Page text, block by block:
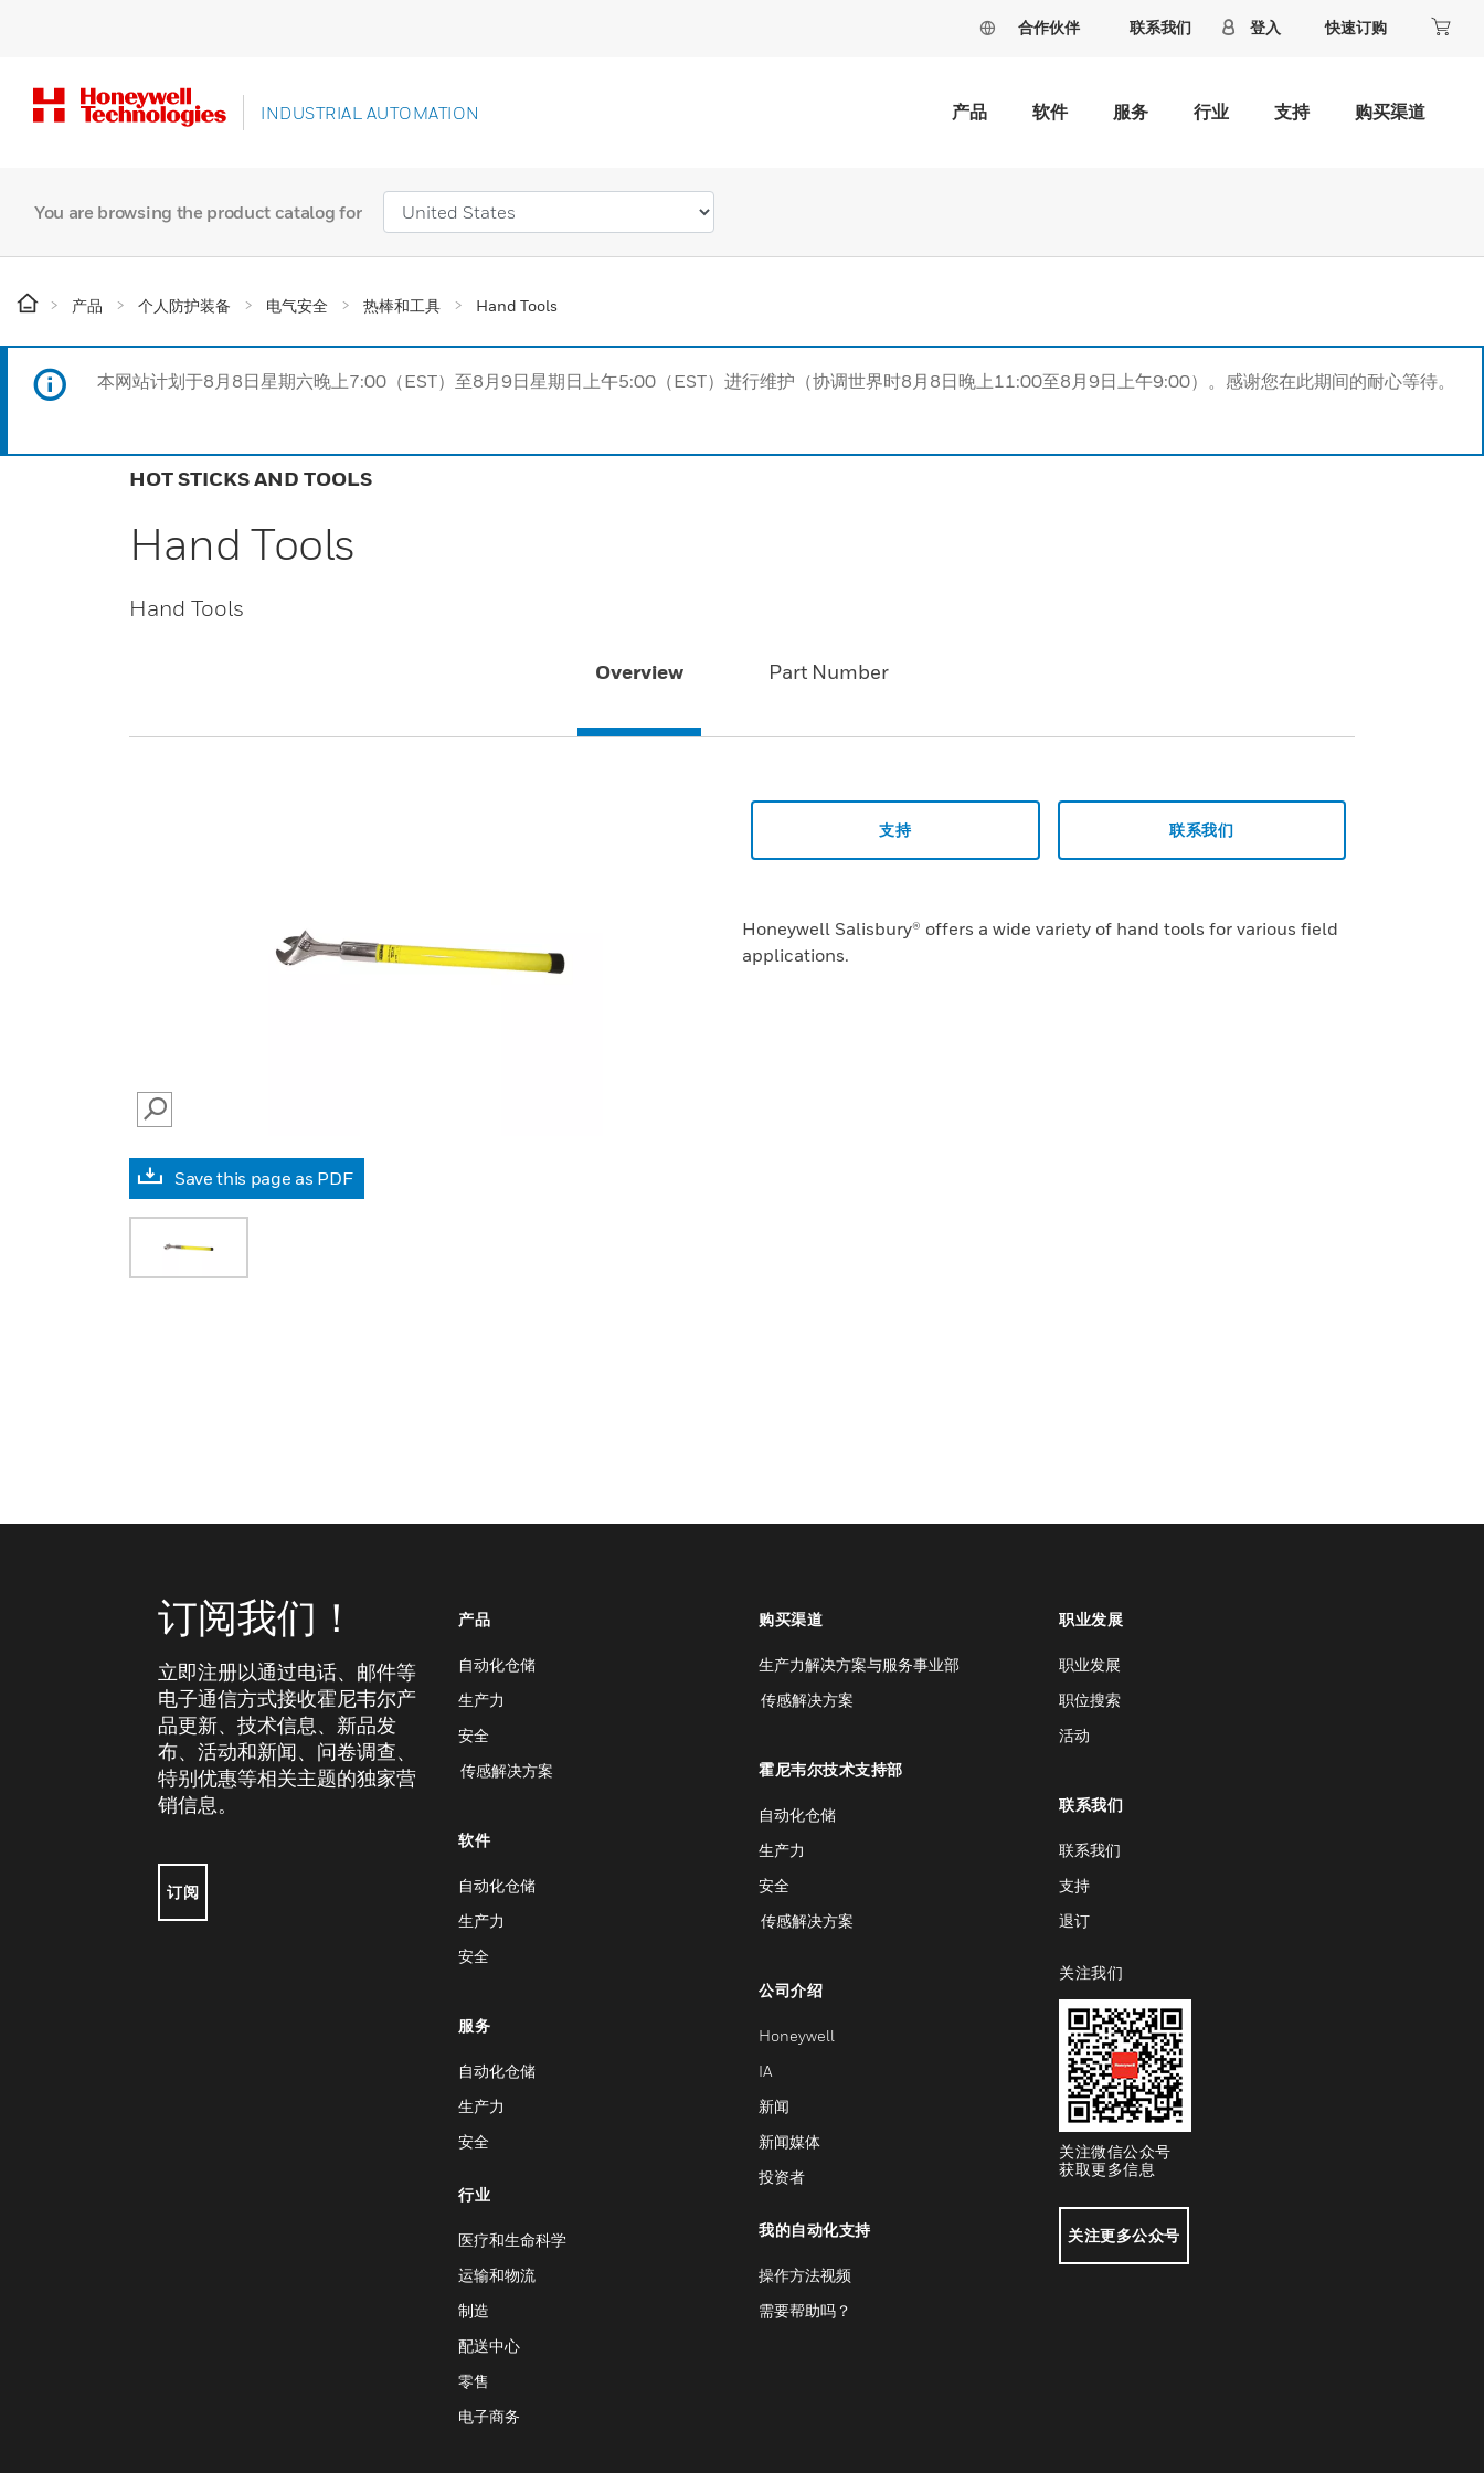
合作伙伴 联系我们 登入 快速订购
INDUSTRIAL AUTOMATION 产品 软件 服务 行业 支持 购买渠道
You are browsing the product catalog for
产品 个人防护装备 电气安全 热棒和工具 Hand Tools
本网站计划于8月8日星期六晚上7:00（EST）至8月9日星期日上午5:00（EST）进行维护（协调世界时8月8日晚上11:00至8月9日上午9:00）。感谢您在此期间的耐心等待。
HOT STICKS AND TOOLS
Hand Tools
Hand Tools
Overview Part Number
SEARCH
Save this page as PDF
支持 联系我们
Honeywell Salisbury® offers a wide variety of hand tools for various field
applications.
订阅我们！
立即注册以通过电话、邮件等
电子通信方式接收霍尼韦尔产
品更新、技术信息、新品发
布、活动和新闻、问卷调查、
特别优惠等相关主题的独家营
销信息。
订阅
产品
自动化仓储
生产力
安全
传感解决方案
软件
自动化仓储
生产力
安全
服务
自动化仓储
生产力
安全
行业
医疗和生命科学
运输和物流
制造
配送中心
零售
电子商务
购买渠道
生产力解决方案与服务事业部
传感解决方案
霍尼韦尔技术支持部
自动化仓储
生产力
安全
传感解决方案
公司介绍
Honeywell
IA
新闻
新闻媒体
投资者
我的自动化支持
操作方法视频
需要帮助吗？
职业发展
职业发展
职位搜索
活动
联系我们
联系我们
支持
退订
关注我们
关注微信公众号
获取更多信息
关注更多公众号